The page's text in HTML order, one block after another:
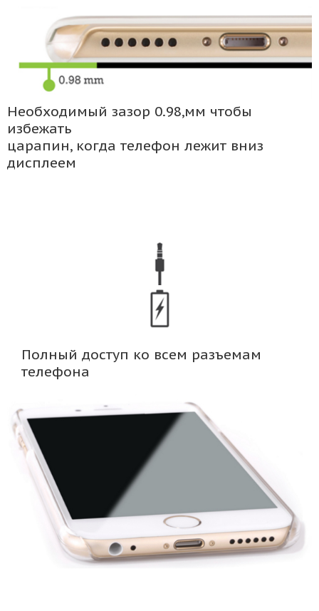
Необходимый зазор 0.98,мм чтобы
избежать
царапин, когда телефон лежит вниз
дисплеем
Полный доступ ко всем разъемам
телефона